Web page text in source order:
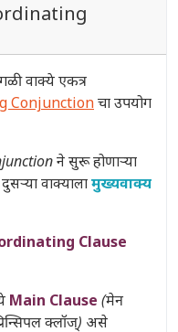
वाक्ये एकत्र
Conjunctionचा उपयोग
ने सुरू होणाऱ्या
वाक्यालामुख्यवाक्य
Clause
Main Clause (मेन
क्लॉज्) असे